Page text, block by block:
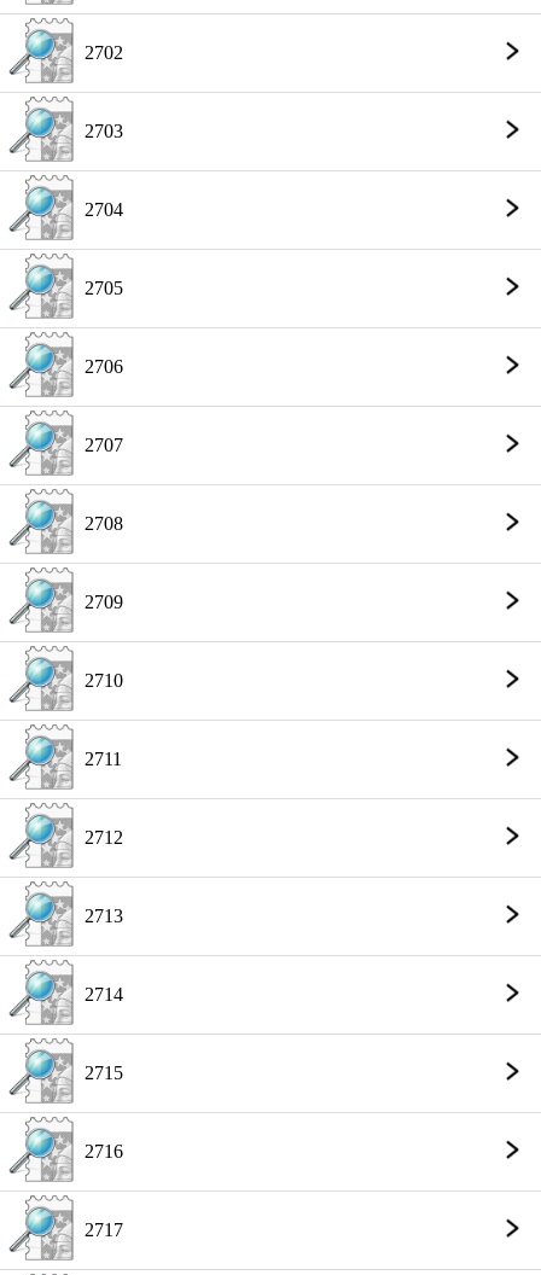
2702
2703
2704
2705
2706
2707
2708
2709
2710
2711
2712
2713
2714
2715
2716
2717